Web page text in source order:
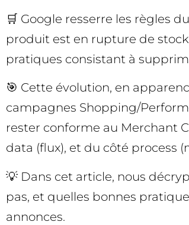
🛒 Google resserre les règles
produit est en rupture de
pratiques consistant à
🎯 Cette évolution, en
campagnes Shopping/
rester conforme au Merchant
data (flux), et du côté process
💡 Dans cet article, nous
pas, et quelles bonnes
annonces.